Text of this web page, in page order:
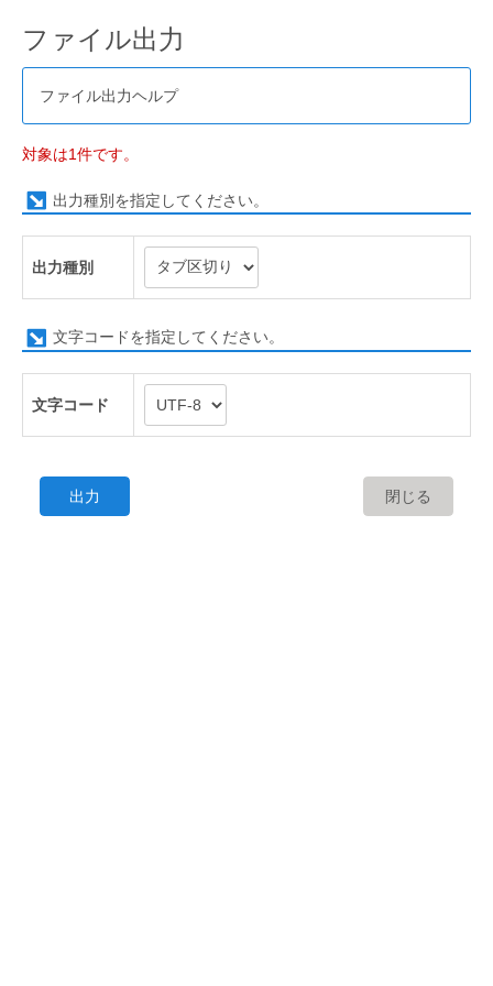
ファイル出力
ファイル出力ヘルプ
対象は1件です。
出力種別を指定してください。
出力種別
文字コードを指定してください。
文字コード